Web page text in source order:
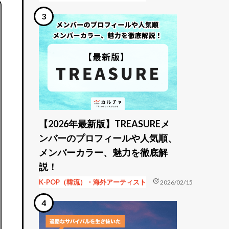
【2026年最新版】TREASUREメ
ンバーのプロフィールや人気順、
メンバーカラー、魅力を徹底解
説！
K-POP（韓流）・海外アーティスト update2026/02/15